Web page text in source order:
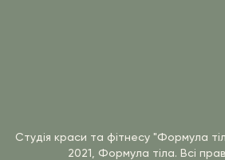
Студія краси та фітнесу "Формула
2021, Формула тіла. Всі